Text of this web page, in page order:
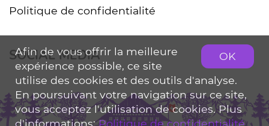
Politique de confidentialité
SOCIAL MEDIA OK
Afin de vous offrir la meilleure
expérience possible, ce site
utilise des cookies et des outils d'analyse.
En poursuivant votre navigation sur ce site,
vous acceptez l'utilisation de cookies. Plus
d'informations:Politique de confidentialité.